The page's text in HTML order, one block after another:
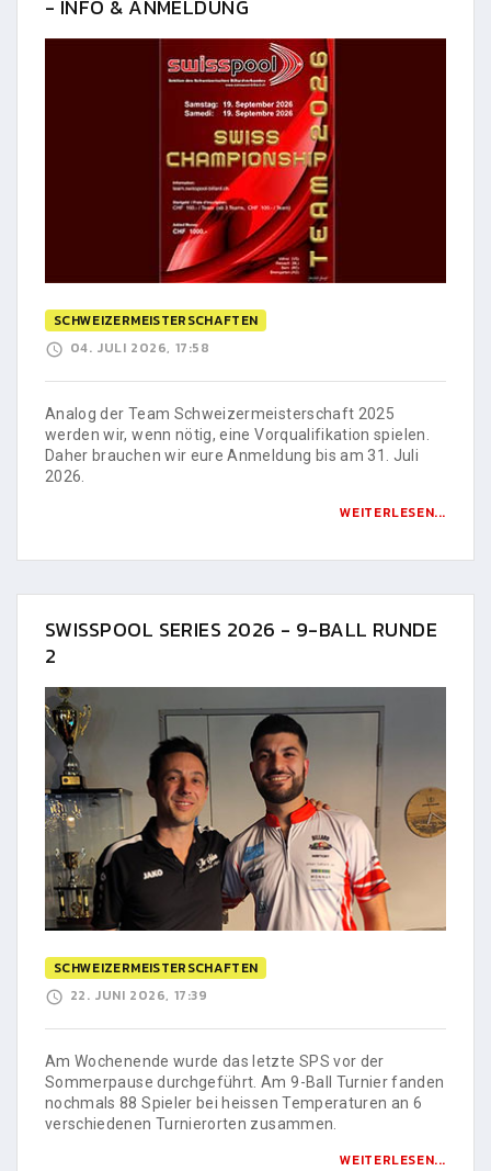
- INFO & ANMELDUNG
SCHWEIZERMEISTERSCHAFTEN
04. JULI 2026, 17:58
Analog der Team Schweizermeisterschaft 2025
werden wir, wenn nötig, eine Vorqualifikation spielen.
Daher brauchen wir eure Anmeldung bis am 31. Juli
2026.
WEITERLESEN...
SWISSPOOL SERIES 2026 - 9-BALL RUNDE
2
SCHWEIZERMEISTERSCHAFTEN
22. JUNI 2026, 17:39
Am Wochenende wurde das letzte SPS vor der
Sommerpause durchgeführt. Am 9-Ball Turnier fanden
nochmals 88 Spieler bei heissen Temperaturen an 6
verschiedenen Turnierorten zusammen.
WEITERLESEN...